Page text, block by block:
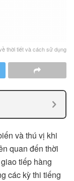
thời tiết và cách sử dụng
và thú vị khi
quan đến thời
tiếp hàng
các kỳ thi tiếng